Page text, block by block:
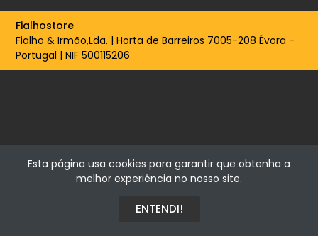
Fialhostore
Fialho & Irmão,Lda. | Horta de Barreiros 7005-208 Évora -
Portugal | NIF 500115206
Esta página usa cookies para garantir que obtenha a
melhor experiência no nosso site.
ENTENDI!